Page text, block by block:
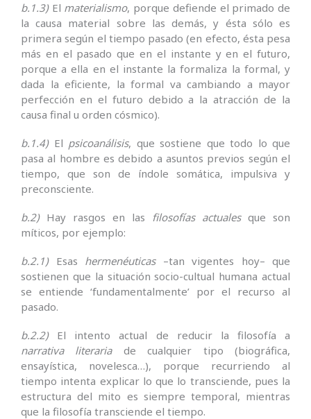
b.1.3)El materialismo, porque defiende el primado de
la causa material sobre las demás, y ésta sólo es
primera según el tiempo pasado (en efecto, ésta pesa
más en el pasado que en el instante y en el futuro,
porque a ella en el instante la formaliza la formal, y
dada la eficiente, la formal va cambiando a mayor
perfección en el futuro debido a la atracción de la
causa final u orden cósmico).
b.1.4)El psicoanálisis, que sostiene que todo lo que
pasa al hombre es debido a asuntos previos según el
tiempo, que son de índole somática, impulsiva y
preconsciente.
b.2)Hay rasgos en las filosofías actualesque son
míticos, por ejemplo:
b.2.1)Esas hermenéuticas–tan vigentes hoy– que
sostienen que la situación socio-cultual humana actual
se entiende ‘fundamentalmente’ por el recurso al
pasado.
b.2.2)El intento actual de reducir la filosofía a
narrativa literariade cualquier tipo (biográfica,
ensayística, novelesca…), porque recurriendo al
tiempo intenta explicar lo que lo transciende, pues la
estructura del mito es siempre temporal, mientras
que la filosofía transciende el tiempo.